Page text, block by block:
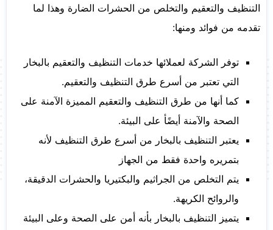
التنظيف والتعقيم والتخلص من الحشرات الضارة وهذا لما
تقدمه من فوائد ومنها:
توفر الشركة لعملائها خدمات التنظيف والتعقيم بالبخار
التي تعتبر من أسرع طرق التنظيف والتعقيم.
كما أنها من طرق التنظيف والتعقيم المميزة الآمنة على
الصحة والآمنة أيضًأ على البيئة.
يعتبر التنظيف بالبخار من أسرع طرق التنظيف لأنه
بتمريره واحدة فقط من الجهاز
يتم التخلص من الجراثيم والبكتيريا والحشرات الدقيقة،
والروائح الكريهة.
يتميز التنظيف بالبخار بأنه أمن على الصحة وعلى البيئة